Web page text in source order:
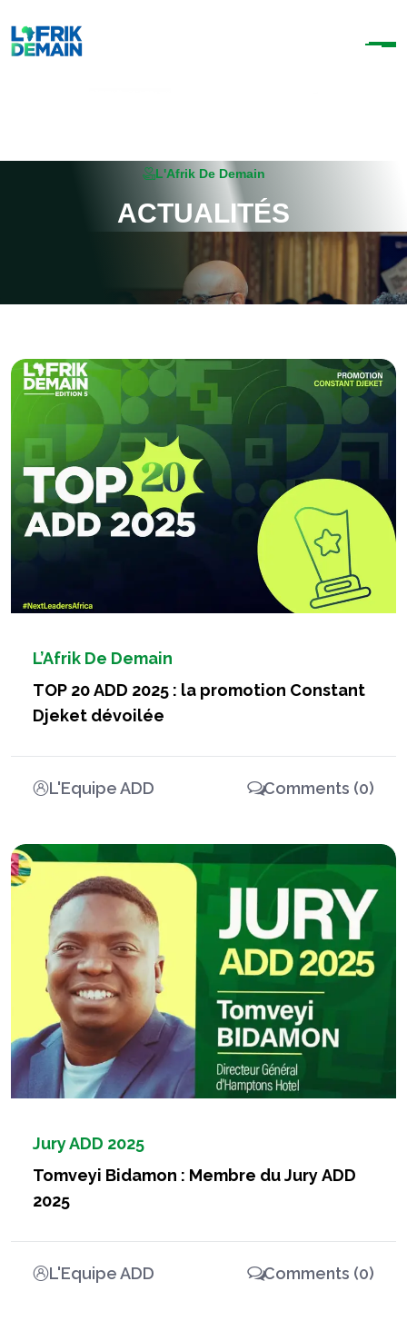
L'Afrik De Demain
ACTUALITÉS
L’Afrik De Demain
TOP 20 ADD 2025 : la promotion Constant
Djeket dévoilée
L'Equipe ADD Comments (0)
Jury ADD 2025
Tomveyi Bidamon : Membre du Jury ADD
2025
L'Equipe ADD Comments (0)